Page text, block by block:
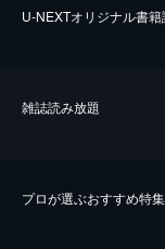
U-NEXTオリジナル書
雑誌読み放題
プロが選ぶおすすめ特集